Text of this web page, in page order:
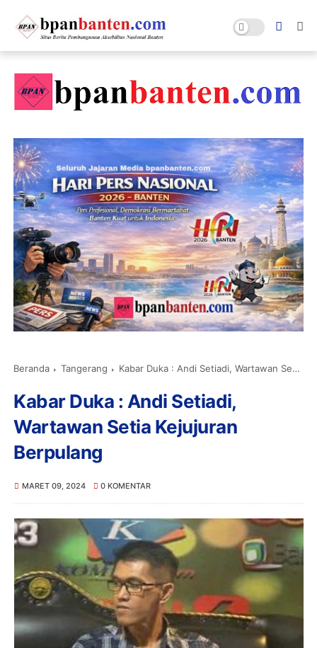
Beranda Tangerang Kabar Duka : Andi Setiadi, Wartawan Setia Kejujuran Berpulang
Kabar Duka : Andi Setiadi,
Wartawan Setia Kejujuran
Berpulang
MARET 09, 2024 0 KOMENTAR